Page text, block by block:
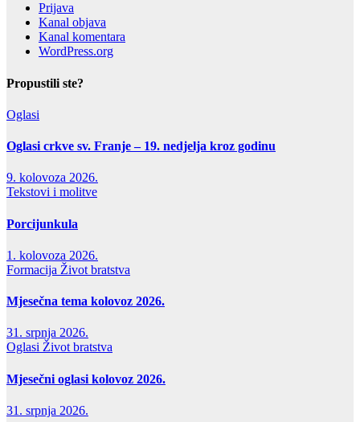
Prijava
Kanal objava
Kanal komentara
WordPress.org
Propustili ste?
Oglasi
Oglasi crkve sv. Franje – 19. nedjelja kroz godinu
9. kolovoza 2026.
Tekstovi i molitve
Porcijunkula
1. kolovoza 2026.
Formacija Život bratstva
Mjesečna tema kolovoz 2026.
31. srpnja 2026.
Oglasi Život bratstva
Mjesečni oglasi kolovoz 2026.
31. srpnja 2026.